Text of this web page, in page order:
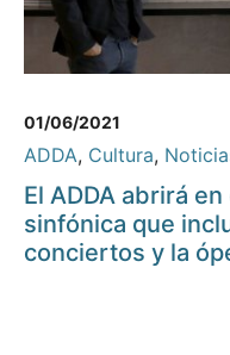
01/06/2021
ADDA, Cultura,
El ADDA abrirá
sinfónica que
conciertos y la